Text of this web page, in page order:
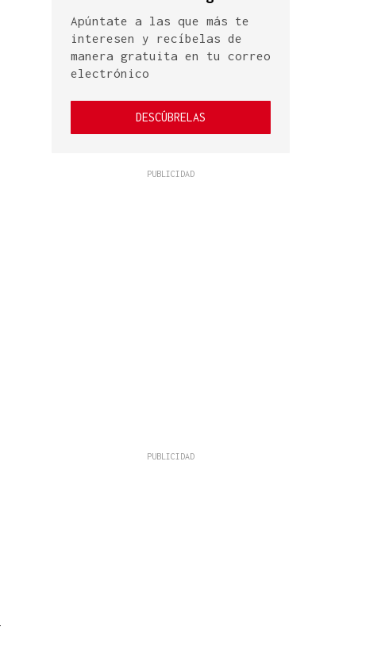
Apúntate a las que más te
interesen y recíbelas de
manera gratuita en tu correo
electrónico
DESCÚBRELAS